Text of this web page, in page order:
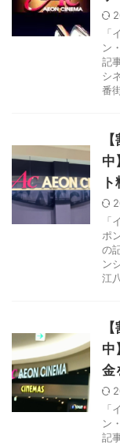
「
ン
記
シ
番
中
「
ポ
の
ン
江
中
金
「
ン
記